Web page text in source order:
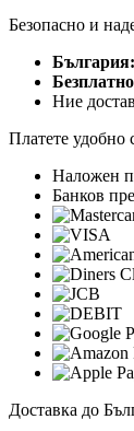
Безопасно и
Ние
Платете удобно
Наложен
Банков
Доставка до